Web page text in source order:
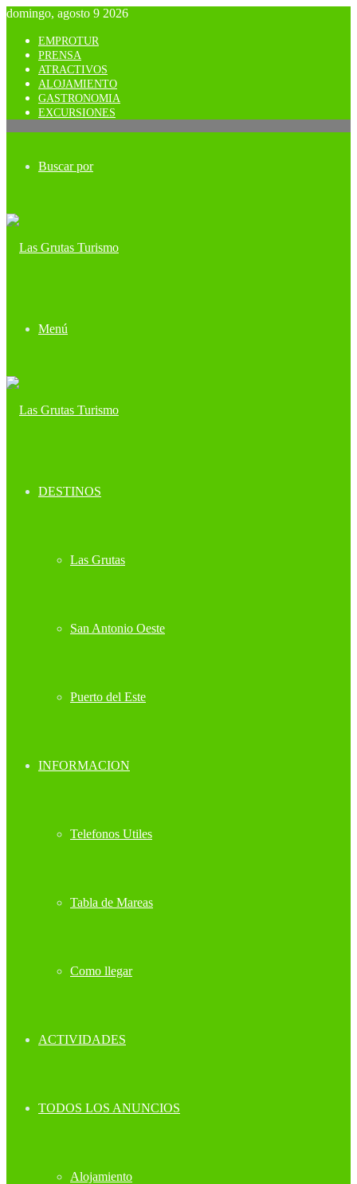
domingo, agosto 9 2026
EMPROTUR
PRENSA
ATRACTIVOS
ALOJAMIENTO
GASTRONOMIA
EXCURSIONES
Buscar por
Menú
DESTINOS
Las Grutas
San Antonio Oeste
Puerto del Este
INFORMACION
Telefonos Utiles
Tabla de Mareas
Como llegar
ACTIVIDADES
TODOS LOS ANUNCIOS
Alojamiento